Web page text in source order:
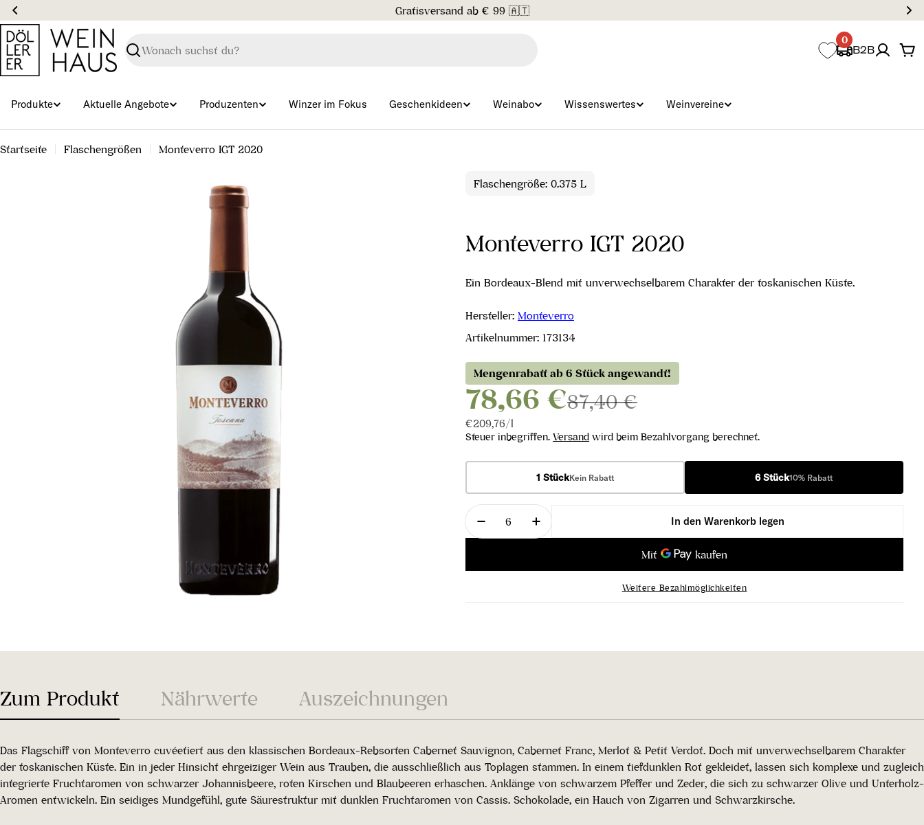
Zum
Inhalt
springen
Gratisversand ab € 99 🇦🇹
Suchen
0
B2B
Produkte Aktuelle Angebote Produzenten Winzer im Fokus Geschenkideen Weinabo Wissenswertes Weinvereine
Startseite Flaschengrößen Monteverro IGT 2020
Flaschengröße: 0.375 L
Monteverro IGT 2020
Ein Bordeaux-Blend mit unverwechselbarem Charakter der toskanischen Küste.
Hersteller: Monteverro
Artikelnummer: 173134
Mengenrabatt ab 6 Stück angewandt!
78,66 €87,40 €
Stückpreis
€209,76/pro
l
Steuer inbegriffen. Versand wird beim Bezahlvorgang berechnet.
1 StückKein Rabatt 6 Stück10% Rabatt
Menge
Menge für Monteverro IGT 2020 verringern
Menge für Monteverro IGT 2020 erhöhen
In den Warenkorb legen
Weitere Bezahlmöglichkeiten
Zum Produkt Nährwerte Auszeichnungen
Das Flagschiff von Monteverro cuvéetiert aus den klassischen Bordeaux-Rebsorten Cabernet Sauvignon, Cabernet Franc, Merlot & Petit Verdot. Doch mit unverwechselbarem Charakter
der toskanischen Küste. Ein in jeder Hinsicht ehrgeiziger Wein aus Trauben, die ausschließlich aus Toplagen stammen. In einem tiefdunklen Rot gekleidet, lassen sich komplexe und zugleich
integrierte Fruchtaromen von schwarzer Johannisbeere, roten Kirschen und Blaubeeren erhaschen. Anklänge von schwarzem Pfeffer und Zeder, die sich zu schwarzer Olive und Unterholz-
Aromen entwickeln. Ein seidiges Mundgefühl, gute Säurestruktur mit dunklen Fruchtaromen von Cassis. Schokolade, ein Hauch von Zigarren und Schwarzkirsche.